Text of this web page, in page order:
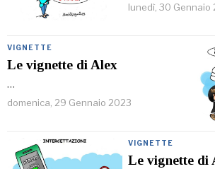
lunedì, 30 Gennaio
VIGNETTE
Le vignette di Alex
…
domenica, 29 Gennaio 2023
VIGNETTE
Le vignette di